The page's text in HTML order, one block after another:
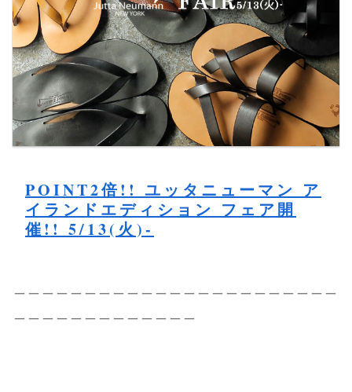
POINT2倍!! ユッタニューマン ア
イランドエディション フェア開
催!! 5/13(火)-